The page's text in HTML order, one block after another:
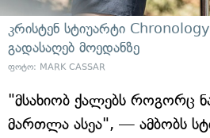
კრისტენ სტიუარტი
გადასაღებ მოედანზე
ფოტო: MARK CASSAR
"მსახიობ ქალებს როგორც
მართლა ასეა", — ამბობს